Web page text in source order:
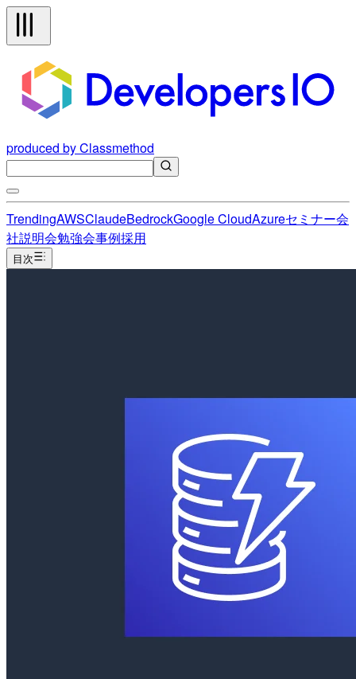
produced by Classmethod
TrendingAWSClaudeBedrockGoogle CloudAzureセミナー会
社説明会勉強会事例採用
目次